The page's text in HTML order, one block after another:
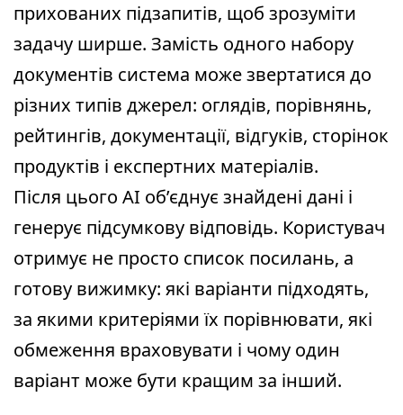
прихованих підзапитів, щоб зрозуміти
задачу ширше. Замість одного набору
документів система може звертатися до
різних типів джерел: оглядів, порівнянь,
рейтингів, документації, відгуків, сторінок
продуктів і експертних матеріалів.
Після цього AI об’єднує знайдені дані і
генерує підсумкову відповідь. Користувач
отримує не просто список посилань, а
готову вижимку: які варіанти підходять,
за якими критеріями їх порівнювати, які
обмеження враховувати і чому один
варіант може бути кращим за інший.